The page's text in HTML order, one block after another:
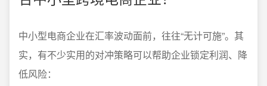
中小型电商企业在汇率波动面前，往往“无计可施”。其
实，有不少实用的对冲策略可以帮助企业锁定利润、降
低风险：